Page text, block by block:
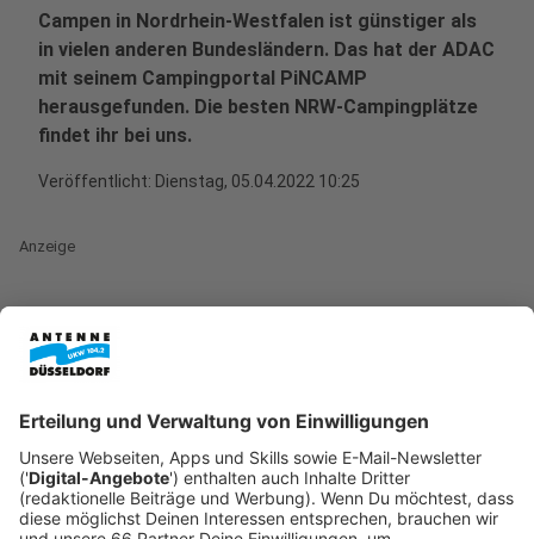
Campen in Nordrhein-Westfalen ist günstiger als
in vielen anderen Bundesländern. Das hat der ADAC
mit seinem Campingportal PiNCAMP
herausgefunden. Die besten NRW-Campingplätze
findet ihr bei uns.
Veröffentlicht: Dienstag, 05.04.2022 10:25
Anzeige
(adac) - In NRW zahlt eine Familie mit zwei
Erwachsenen und einem zehnjährigen Kind 2022
liegt NRW unter dem bundesweiten
Durchschnittspreis von 38,33 Euro pro Nacht.
Vergleichsweise teuer ist Campingurlaub in den
touristischen Hochburgen Mecklenburg-Vorpommern
(42,63 Euro), Schleswig-Holstein (40,66 Euro), Baden-